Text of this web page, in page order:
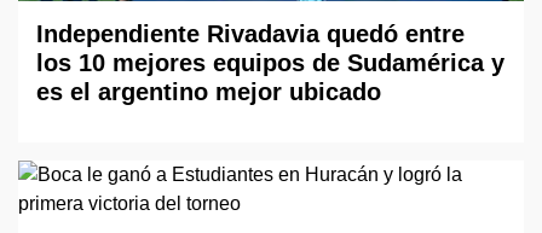
Independiente Rivadavia quedó entre
los 10 mejores equipos de Sudamérica y
es el argentino mejor ubicado